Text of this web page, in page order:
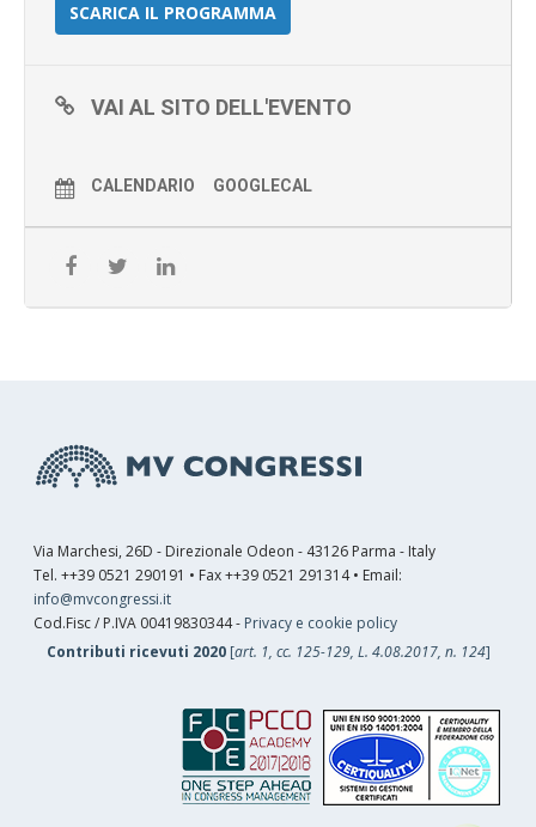
SCARICA IL PROGRAMMA
VAI AL SITO DELL'EVENTO
CALENDARIO GOOGLECAL
Via Marchesi, 26D - Direzionale Odeon - 43126 Parma - Italy
Tel. ++39 0521 290191 • Fax ++39 0521 291314 • Email:
info@mvcongressi.it
Cod.Fisc / P.IVA 00419830344 - Privacy e cookie policy
Contributi ricevuti 2020[art. 1, cc. 125-129, L. 4.08.2017, n. 124]